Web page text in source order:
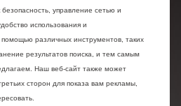
управление сетью и
использования и
помощью различных инструментов, таких
результатов поиска, и тем самым
Наш веб-сайт также может
сторон для показа вам рекламы,